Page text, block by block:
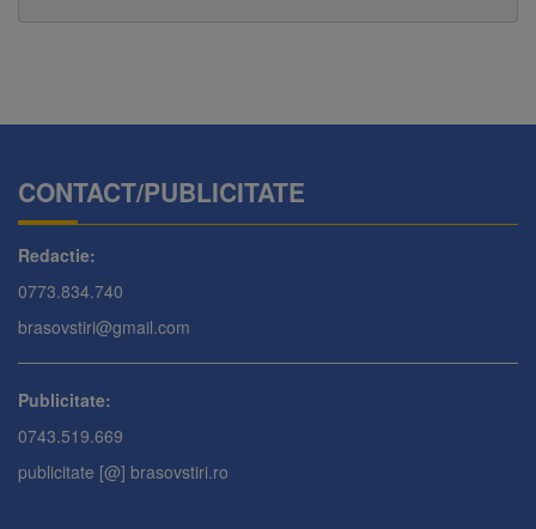
CONTACT/PUBLICITATE
Redactie:
0773.834.740
brasovstiri@gmail.com
Publicitate:
0743.519.669
publicitate [@] brasovstiri.ro